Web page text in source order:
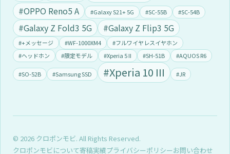
#OPPO Reno5 A
#Galaxy S21+ 5G #SC-55B #SC-54B
#Galaxy Z Fold3 5G #Galaxy Z Flip3 5G
#+メッセージ #WF-1000XM4
#フルワイヤレスイヤホン
#ヘッドホン
#限定モデル #Xperia 5 II #SH-51B #AQUOS R6
#SO-52B #Samsung SSD #Xperia 10 III #JR
© 2026 クロポンモビ. All Rights Reserved.
クロポンモビについて寄稿実績プライバシーポリシーお問い合わせ